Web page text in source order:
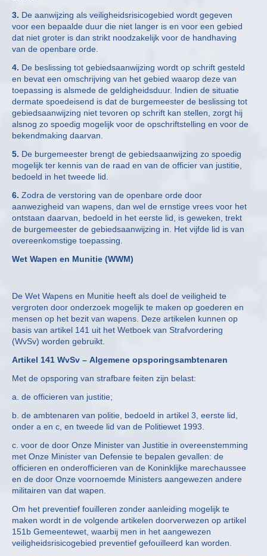
3. De aanwijzing als veiligheidsrisicogebied wordt gegeven
voor een bepaalde duur die niet langer is en voor een gebied
dat niet groter is dan strikt noodzakelijk voor de handhaving
van de openbare orde.
4. De beslissing tot gebiedsaanwijzing wordt op schrift gesteld
en bevat een omschrijving van het gebied waarop deze van
toepassing is alsmede de geldigheidsduur. Indien de situatie
dermate spoedeisend is dat de burgemeester de beslissing tot
gebiedsaanwijzing niet tevoren op schrift kan stellen, zorgt hij
alsnog zo spoedig mogelijk voor de opschriftstelling en voor de
bekendmaking daarvan.
5. De burgemeester brengt de gebiedsaanwijzing zo spoedig
mogelijk ter kennis van de raad en van de officier van justitie,
bedoeld in het tweede lid.
6. Zodra de verstoring van de openbare orde door
aanwezigheid van wapens, dan wel de ernstige vrees voor het
ontstaan daarvan, bedoeld in het eerste lid, is geweken, trekt
de burgemeester de gebiedsaanwijzing in. Het vijfde lid is van
overeenkomstige toepassing.
Wet Wapen en Munitie (WWM)
De Wet Wapens en Munitie heeft als doel de veiligheid te
vergroten door onderzoek mogelijk te maken op goederen en
mensen op het bezit van wapens. Deze artikelen kunnen op
basis van artikel 141 uit het Wetboek van Strafvordering
(WvSv) worden gebruikt.
Artikel 141 WvSv – Algemene opsporingsambtenaren
Met de opsporing van strafbare feiten zijn belast:
a. de officieren van justitie;
b. de ambtenaren van politie, bedoeld in artikel 3, eerste lid,
onder a en c, en tweede lid van de Politiewet 1993.
c. voor de door Onze Minister van Justitie in overeenstemming
met Onze Minister van Defensie te bepalen gevallen: de
officieren en onderofficieren van de Koninklijke marechaussee
en de door Onze voornoemde Ministers aangewezen andere
militairen van dat wapen.
Om het preventief fouilleren zonder aanleiding mogelijk te
maken wordt in de volgende artikelen doorverwezen op artikel
151b Gemeentewet, waarbij men in het aangewezen
veiligheidsrisicogebied preventief gefouilleerd kan worden.